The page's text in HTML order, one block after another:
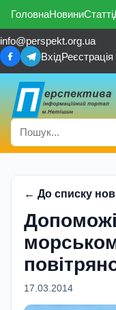
ГоловнаНовиниСтатті
info@perspekt.org.ua
ВхідРеєстрація
← До списку
17.03.2014